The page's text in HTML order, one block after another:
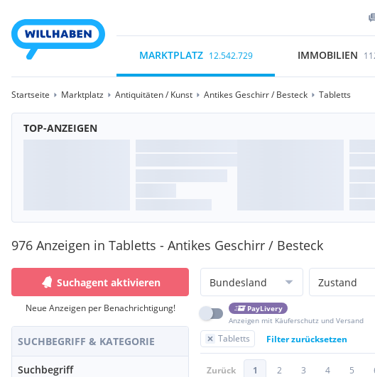
MARKTPLATZ 12.542.729 IMMOBILIEN
Startseite Marktplatz Antiquitäten / Kunst Antikes Geschirr / Besteck Tabletts
TOP-ANZEIGEN
976 Anzeigen in Tabletts - Antikes Geschirr / Besteck
Suchagent aktivieren
Neue Anzeigen per Benachrichtigung!
SUCHBEGRIFF & KATEGORIE
Suchbegriff
Bundesland Zustand
PayLivery
Anzeigen mit Käuferschutz und Versand
Tabletts Filter zurücksetzen
Zurück 1 2 3 4 5